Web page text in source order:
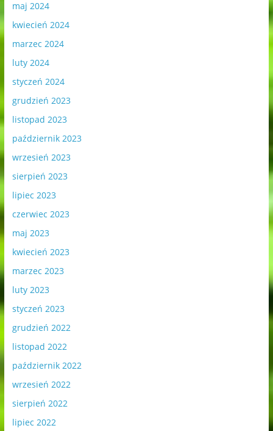
maj 2024
kwiecień 2024
marzec 2024
luty 2024
styczeń 2024
grudzień 2023
listopad 2023
październik 2023
wrzesień 2023
sierpień 2023
lipiec 2023
czerwiec 2023
maj 2023
kwiecień 2023
marzec 2023
luty 2023
styczeń 2023
grudzień 2022
listopad 2022
październik 2022
wrzesień 2022
sierpień 2022
lipiec 2022